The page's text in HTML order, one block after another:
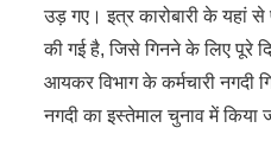
उड़ गए। इत्र कारोबारी के यहां
की गई है, जिसे गिनने के लिए पूरे
आयकर विभाग के कर्मचारी नगदी
नगदी का इस्तेमाल चुनाव में किया